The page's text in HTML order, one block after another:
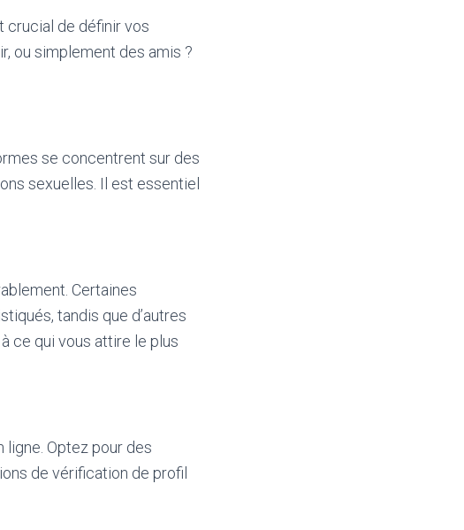
crucial de définir vos
ou simplement des amis ?
se concentrent sur des
sexuelles. Il est essentiel
Certaines
tandis que d’autres
ce qui vous attire le plus
Optez pour des
de vérification de profil